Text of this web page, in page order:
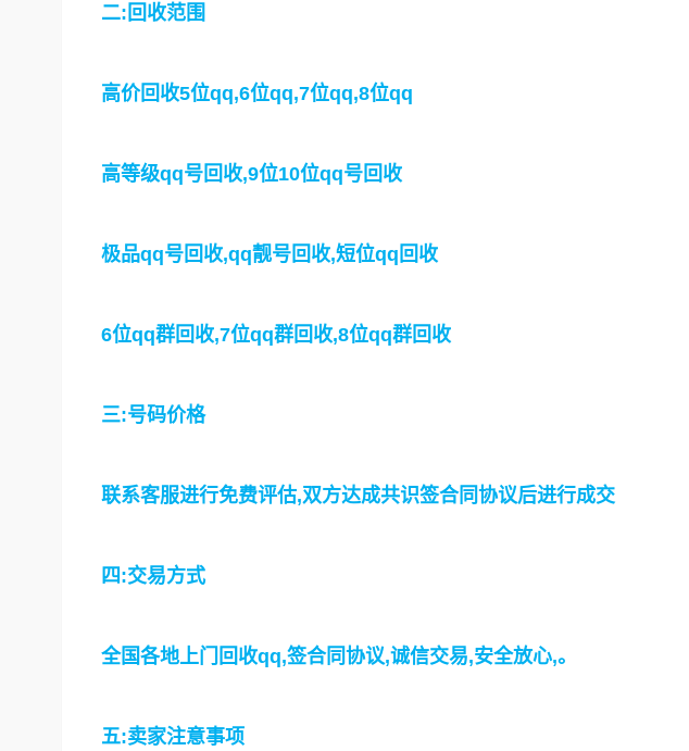
二:回收范围
高价回收5位qq,6位qq,7位qq,8位qq
高等级qq号回收,9位10位qq号回收
极品qq号回收,qq靓号回收,短位qq回收
6位qq群回收,7位qq群回收,8位qq群回收
三:号码价格
联系客服进行免费评估,双方达成共识签合同协议后进行成交
四:交易方式
全国各地上门回收qq,签合同协议,诚信交易,安全放心,。
五:卖家注意事项